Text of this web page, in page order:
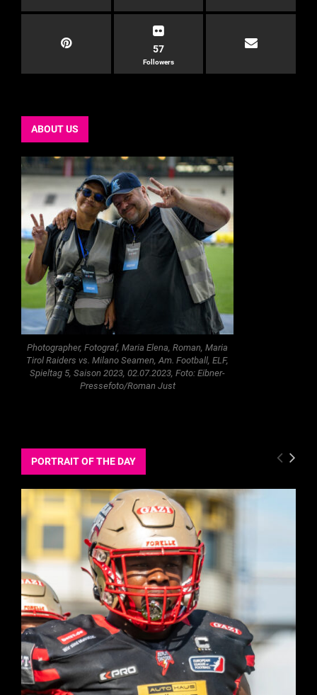
57
Followers
ABOUT US
Photographer, Fotograf, Maria Elena, Roman, Maria
Tirol Raiders vs. Milano Seamen, Am. Football, ELF,
Spieltag 5, Saison 2023, 02.07.2023, Foto: Eibner-
Pressefoto/Roman Just
PORTRAIT OF THE DAY